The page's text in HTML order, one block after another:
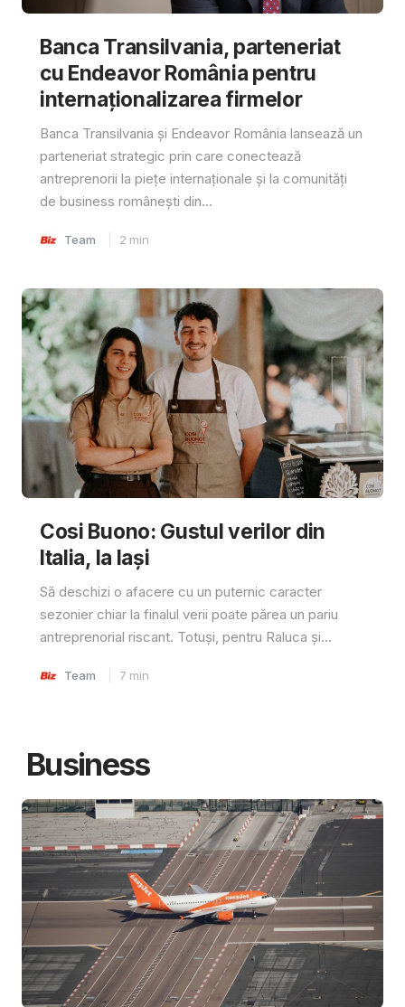
Banca Transilvania, parteneriat
cu Endeavor România pentru
internaționalizarea firmelor
Banca Transilvania și Endeavor România lansează un
parteneriat strategic prin care conectează
antreprenorii la piețe internaționale și la comunități
de business românești din...
Team 2 min
Cosi Buono: Gustul verilor din
Italia, la Iași
Să deschizi o afacere cu un puternic caracter
sezonier chiar la finalul verii poate părea un pariu
antreprenorial riscant. Totuși, pentru Raluca și...
Team 7 min
Business